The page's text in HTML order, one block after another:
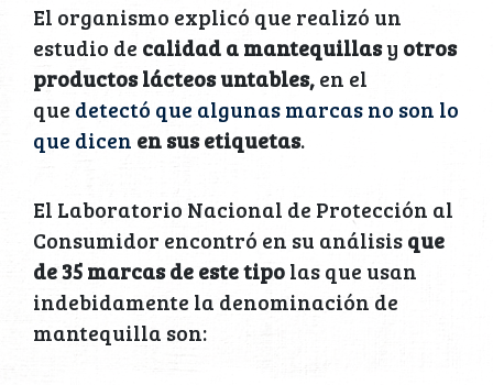
El organismo explicó que realizó un
estudio de calidad a mantequillasy otros
productos lácteos untables,en el
que detectó que algunas marcas no son lo
que dicen en sus etiquetas.
El Laboratorio Nacional de Protección al
Consumidor encontró en su análisisque
de 35 marcas de este tipolas que usan
indebidamente la denominación de
mantequilla son: